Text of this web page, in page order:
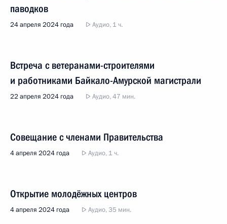
паводков
24 апреля 2024 года Аудио, 1 ч.
Встреча с ветеранами-строителями
и работниками Байкало-Амурской магистрали
22 апреля 2024 года Аудио, 47 мин.
Совещание с членами Правительства
4 апреля 2024 года Аудио, 1 ч.
Открытие молодёжных центров
4 апреля 2024 года Аудио, 35 мин.